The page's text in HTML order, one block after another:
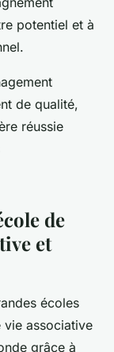
potentiel et à
de qualité,
réussie
de
et
écoles
vie associative
grâce à